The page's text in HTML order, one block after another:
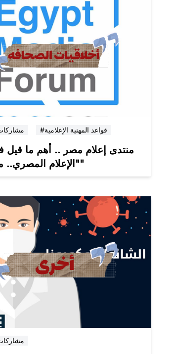
#قواعد المهنية الإعلامية
منتدى إعلام مصر .. أهم ما قيل
"الإعلام المصري.. من أين نبدأ"